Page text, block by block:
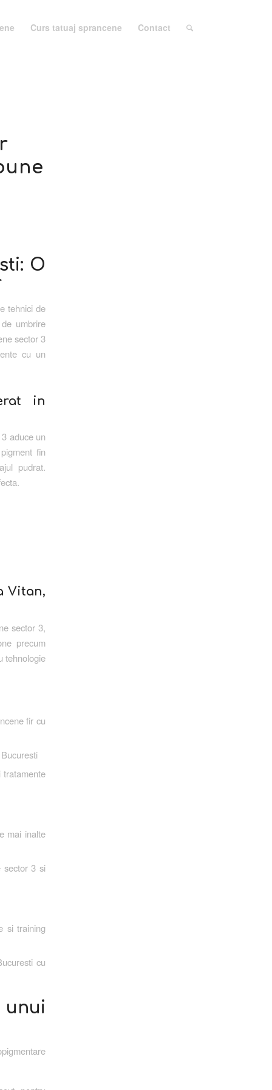
Curs tatuaj sprancene Contact
O
tehnici de
umbrire
sector 3
cu un
in
aduce un
fin
pudrat.
Vitan,
sector 3,
precum
tehnologie
fir cu
tratamente
mai inalte
sector 3 si
si training
cu
unui